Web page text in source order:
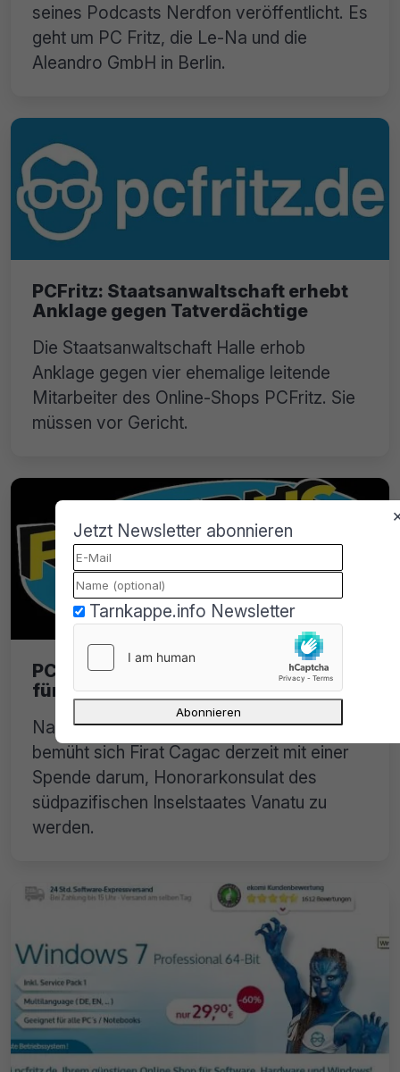
seines Podcasts Nerdfon veröffentlicht. Es
geht um PC Fritz, die Le-Na und die
Aleandro GmbH in Berlin.
PCFritz: Staatsanwaltschaft erhebt
Anklage gegen Tatverdächtige
Die Staatsanwaltschaft Halle erhob
Anklage gegen vier ehemalige leitende
Mitarbeiter des Online-Shops PCFritz. Sie
müssen vor Gericht.
PC Fritz: Diplomatische Immunität
für Firat Cagac?
Nach Angaben der Vanatu Daily Post
bemüht sich Firat Cagac derzeit mit einer
Spende darum, Honorarkonsulat des
südpazifischen Inselstaates Vanatu zu
werden.
Jetzt Newsletter abonnieren
Tarnkappe.info Newsletter